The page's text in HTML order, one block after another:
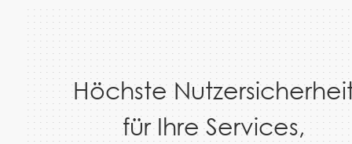
Höchste
für Ihre Services,